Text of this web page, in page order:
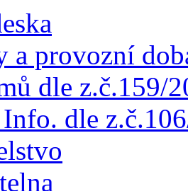
a provozní
dle z.č.159/
dle